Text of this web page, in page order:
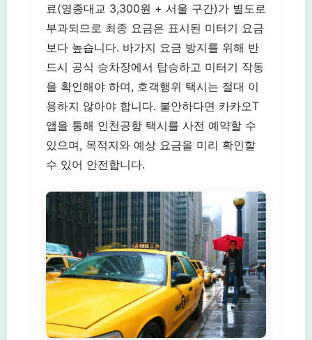
료(영종대교 3,300원 + 서울 구간)가 별도로
부과되므로 최종 요금은 표시된 미터기 요금
보다 높습니다. 바가지 요금 방지를 위해 반
드시 공식 승차장에서 탑승하고 미터기 작동
을 확인해야 하며, 호객행위 택시는 절대 이
용하지 않아야 합니다. 불안하다면 카카오T
앱을 통해 인천공항 택시를 사전 예약할 수
있으며, 목적지와 예상 요금을 미리 확인할
수 있어 안전합니다.